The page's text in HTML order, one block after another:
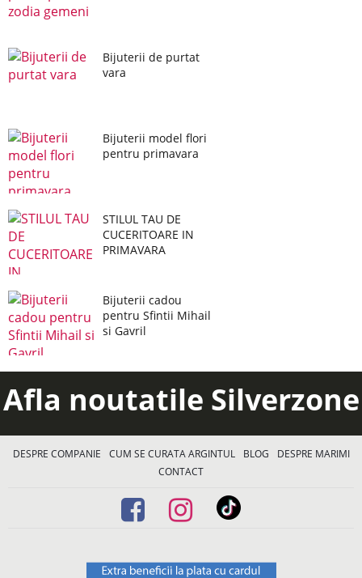
Bijuterii de purtat
vara
Bijuterii model flori
pentru primavara
STILUL TAU DE
CUCERITOARE IN
PRIMAVARA
Bijuterii cadou
pentru Sfintii Mihail
si Gavril
Afla noutatile Silverzone
DESPRE COMPANIE CUM SE CURATA ARGINTUL BLOG
DESPRE MARIMI
CONTACT